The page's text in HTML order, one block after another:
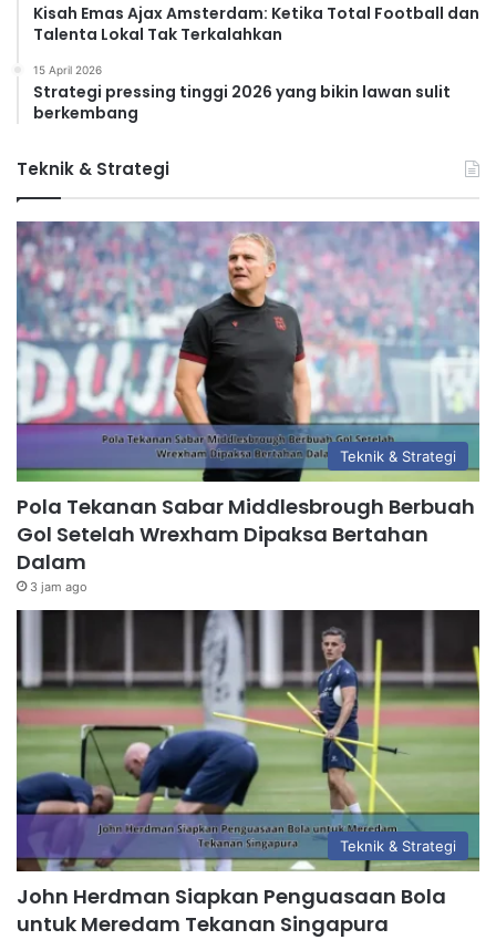
Kisah Emas Ajax Amsterdam: Ketika Total Football dan
Talenta Lokal Tak Terkalahkan
15 April 2026
Strategi pressing tinggi 2026 yang bikin lawan sulit
berkembang
Teknik & Strategi
Teknik & Strategi
Pola Tekanan Sabar Middlesbrough Berbuah
Gol Setelah Wrexham Dipaksa Bertahan
Dalam
3 jam ago
Teknik & Strategi
John Herdman Siapkan Penguasaan Bola
untuk Meredam Tekanan Singapura